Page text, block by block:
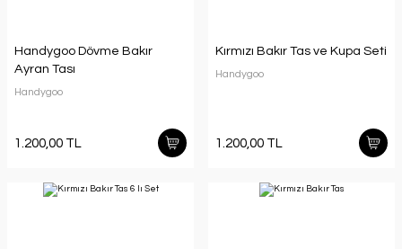
Handygoo Dövme Bakır
Ayran Tası
Handygoo
1.200,00 TL
Kırmızı Bakır Tas ve Kupa Seti
Handygoo
1.200,00 TL